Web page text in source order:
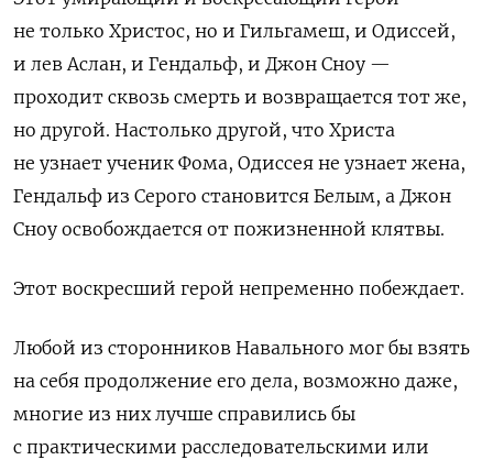
не только Христос, но и Гильгамеш, и Одиссей,
и лев Аслан, и Гендальф, и Джон Сноу —
проходит сквозь смерть и возвращается тот же,
но другой. Настолько другой, что Христа
не узнает ученик Фома, Одиссея не узнает жена,
Гендальф из Серого становится Белым, а Джон
Сноу освобождается от пожизненной клятвы.
Этот воскресший герой непременно побеждает.
Любой из сторонников Навального мог бы взять
на себя продолжение его дела, возможно даже,
многие из них лучше справились бы
с практическими расследовательскими или